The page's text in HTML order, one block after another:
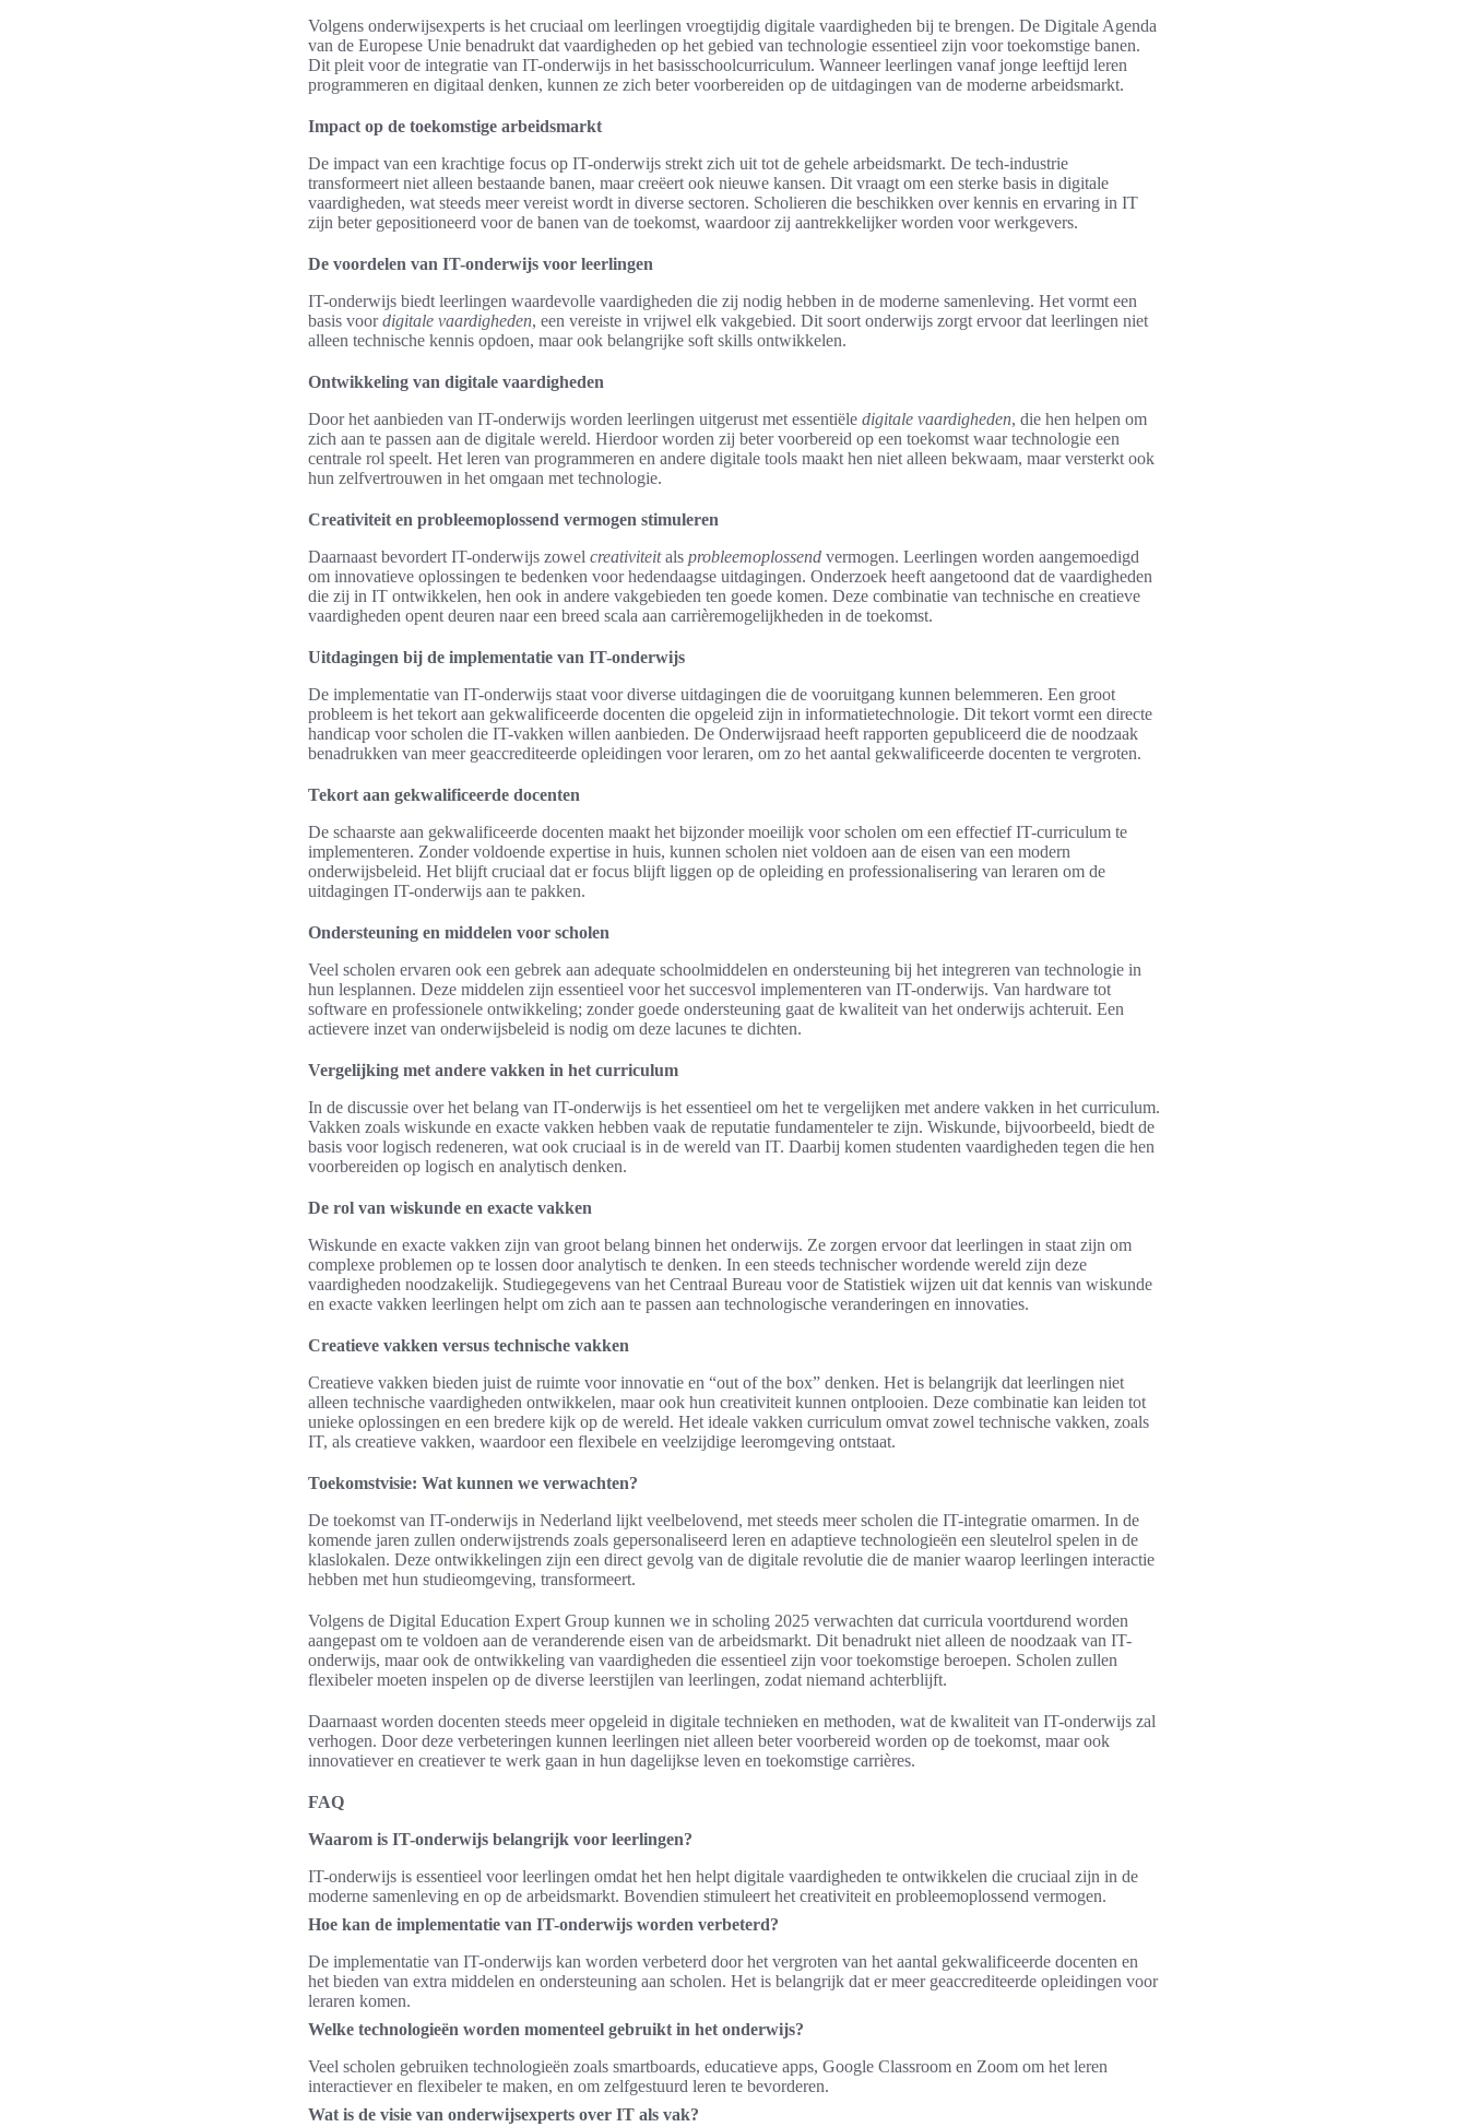
Volgens onderwijsexperts is het cruciaal om leerlingen vroegtijdig digitale vaardigheden bij te brengen. De Digitale Agenda
van de Europese Unie benadrukt dat vaardigheden op het gebied van technologie essentieel zijn voor toekomstige banen.
Dit pleit voor de integratie van IT-onderwijs in het basisschoolcurriculum. Wanneer leerlingen vanaf jonge leeftijd leren
programmeren en digitaal denken, kunnen ze zich beter voorbereiden op de uitdagingen van de moderne arbeidsmarkt.
Impact op de toekomstige arbeidsmarkt
De impact van een krachtige focus op IT-onderwijs strekt zich uit tot de gehele arbeidsmarkt. De tech-industrie
transformeert niet alleen bestaande banen, maar creëert ook nieuwe kansen. Dit vraagt om een sterke basis in digitale
vaardigheden, wat steeds meer vereist wordt in diverse sectoren. Scholieren die beschikken over kennis en ervaring in IT
zijn beter gepositioneerd voor de banen van de toekomst, waardoor zij aantrekkelijker worden voor werkgevers.
De voordelen van IT-onderwijs voor leerlingen
IT-onderwijs biedt leerlingen waardevolle vaardigheden die zij nodig hebben in de moderne samenleving. Het vormt een
basis voordigitale vaardigheden, een vereiste in vrijwel elk vakgebied. Dit soort onderwijs zorgt ervoor dat leerlingen niet
alleen technische kennis opdoen, maar ook belangrijke soft skills ontwikkelen.
Ontwikkeling van digitale vaardigheden
Door het aanbieden van IT-onderwijs worden leerlingen uitgerust met essentiële digitale vaardigheden, die hen helpen om
zich aan te passen aan de digitale wereld. Hierdoor worden zij beter voorbereid op een toekomst waar technologie een
centrale rol speelt. Het leren van programmeren en andere digitale tools maakt hen niet alleen bekwaam, maar versterkt ook
hun zelfvertrouwen in het omgaan met technologie.
Creativiteit en probleemoplossend vermogen stimuleren
Daarnaast bevordert IT-onderwijs zowel creativiteitals probleemoplossend vermogen. Leerlingen worden aangemoedigd
om innovatieve oplossingen te bedenken voor hedendaagse uitdagingen. Onderzoek heeft aangetoond dat de vaardigheden
die zij in IT ontwikkelen, hen ook in andere vakgebieden ten goede komen. Deze combinatie van technische en creatieve
vaardigheden opent deuren naar een breed scala aan carrièremogelijkheden in de toekomst.
Uitdagingen bij de implementatie van IT-onderwijs
De implementatie van IT-onderwijs staat voor diverse uitdagingen die de vooruitgang kunnen belemmeren. Een groot
probleem is het tekort aan gekwalificeerde docenten die opgeleid zijn in informatietechnologie. Dit tekort vormt een directe
handicap voor scholen die IT-vakken willen aanbieden. De Onderwijsraad heeft rapporten gepubliceerd die de noodzaak
benadrukken van meer geaccrediteerde opleidingen voor leraren, om zo het aantal gekwalificeerde docenten te vergroten.
Tekort aan gekwalificeerde docenten
De schaarste aan gekwalificeerde docenten maakt het bijzonder moeilijk voor scholen om een effectief IT-curriculum te
implementeren. Zonder voldoende expertise in huis, kunnen scholen niet voldoen aan de eisen van een modern
onderwijsbeleid. Het blijft cruciaal dat er focus blijft liggen op de opleiding en professionalisering van leraren om de
uitdagingen IT-onderwijs aan te pakken.
Ondersteuning en middelen voor scholen
Veel scholen ervaren ook een gebrek aan adequate schoolmiddelen en ondersteuning bij het integreren van technologie in
hun lesplannen. Deze middelen zijn essentieel voor het succesvol implementeren van IT-onderwijs. Van hardware tot
software en professionele ontwikkeling; zonder goede ondersteuning gaat de kwaliteit van het onderwijs achteruit. Een
actievere inzet van onderwijsbeleid is nodig om deze lacunes te dichten.
Vergelijking met andere vakken in het curriculum
In de discussie over het belang van IT-onderwijs is het essentieel om het te vergelijken met andere vakken in het curriculum.
Vakken zoals wiskunde en exacte vakken hebben vaak de reputatie fundamenteler te zijn. Wiskunde, bijvoorbeeld, biedt de
basis voor logisch redeneren, wat ook cruciaal is in de wereld van IT. Daarbij komen studenten vaardigheden tegen die hen
voorbereiden op logisch en analytisch denken.
De rol van wiskunde en exacte vakken
Wiskunde en exacte vakken zijn van groot belang binnen het onderwijs. Ze zorgen ervoor dat leerlingen in staat zijn om
complexe problemen op te lossen door analytisch te denken. In een steeds technischer wordende wereld zijn deze
vaardigheden noodzakelijk. Studiegegevens van het Centraal Bureau voor de Statistiek wijzen uit dat kennis van wiskunde
en exacte vakken leerlingen helpt om zich aan te passen aan technologische veranderingen en innovaties.
Creatieve vakken versus technische vakken
Creatieve vakken bieden juist de ruimte voor innovatie en “out of the box” denken. Het is belangrijk dat leerlingen niet
alleen technische vaardigheden ontwikkelen, maar ook hun creativiteit kunnen ontplooien. Deze combinatie kan leiden tot
unieke oplossingen en een bredere kijk op de wereld. Het ideale vakken curriculum omvat zowel technische vakken, zoals
IT, als creatieve vakken, waardoor een flexibele en veelzijdige leeromgeving ontstaat.
Toekomstvisie: Wat kunnen we verwachten?
De toekomst van IT-onderwijs in Nederland lijkt veelbelovend, met steeds meer scholen die IT-integratie omarmen. In de
komende jaren zullen onderwijstrends zoals gepersonaliseerd leren en adaptieve technologieën een sleutelrol spelen in de
klaslokalen. Deze ontwikkelingen zijn een direct gevolg van de digitale revolutie die de manier waarop leerlingen interactie
hebben met hun studieomgeving, transformeert.
Volgens de Digital Education Expert Group kunnen we in scholing 2025 verwachten dat curricula voortdurend worden
aangepast om te voldoen aan de veranderende eisen van de arbeidsmarkt. Dit benadrukt niet alleen de noodzaak van IT-
onderwijs, maar ook de ontwikkeling van vaardigheden die essentieel zijn voor toekomstige beroepen. Scholen zullen
flexibeler moeten inspelen op de diverse leerstijlen van leerlingen, zodat niemand achterblijft.
Daarnaast worden docenten steeds meer opgeleid in digitale technieken en methoden, wat de kwaliteit van IT-onderwijs zal
verhogen. Door deze verbeteringen kunnen leerlingen niet alleen beter voorbereid worden op de toekomst, maar ook
innovatiever en creatiever te werk gaan in hun dagelijkse leven en toekomstige carrières.
FAQ
Waarom is IT-onderwijs belangrijk voor leerlingen?
IT-onderwijs is essentieel voor leerlingen omdat het hen helpt digitale vaardigheden te ontwikkelen die cruciaal zijn in de
moderne samenleving en op de arbeidsmarkt. Bovendien stimuleert het creativiteit en probleemoplossend vermogen.
Hoe kan de implementatie van IT-onderwijs worden verbeterd?
De implementatie van IT-onderwijs kan worden verbeterd door het vergroten van het aantal gekwalificeerde docenten en
het bieden van extra middelen en ondersteuning aan scholen. Het is belangrijk dat er meer geaccrediteerde opleidingen voor
leraren komen.
Welke technologieën worden momenteel gebruikt in het onderwijs?
Veel scholen gebruiken technologieën zoals smartboards, educatieve apps, Google Classroom en Zoom om het leren
interactiever en flexibeler te maken, en om zelfgestuurd leren te bevorderen.
Wat is de visie van onderwijsexperts over IT als vak?